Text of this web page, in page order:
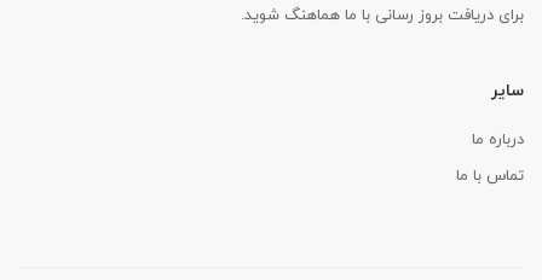
برای دریافت بروز رسانی با ما هماهنگ شوید.
سایر
درباره ما
تماس با ما